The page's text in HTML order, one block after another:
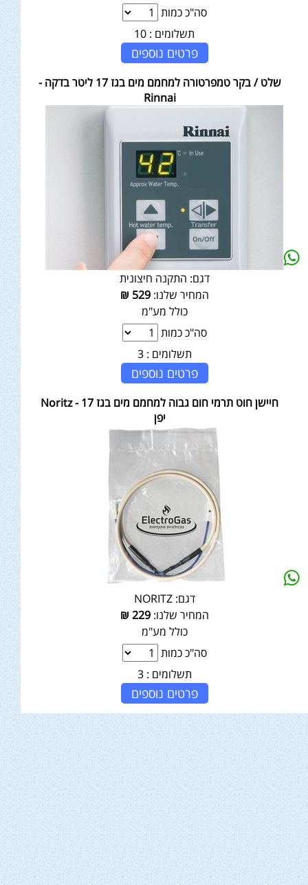
סה"כ כמות
תשלומים : 10
פרטים נוספים
שלט / בקר טמפרטורה למחמם מים בגז 17 ליטר בדקה -
Rinnai
דגם: התקנה חיצונית
המחיר שלנו:529
₪
כולל מע"מ
סה"כ כמות
תשלומים : 3
פרטים נוספים
חיישן חוט תרמי חום גבוה למחמם מים בגז 17 - Noritz
יפן
דגם: NORITZ
המחיר שלנו:229
₪
כולל מע"מ
סה"כ כמות
תשלומים : 3
פרטים נוספים